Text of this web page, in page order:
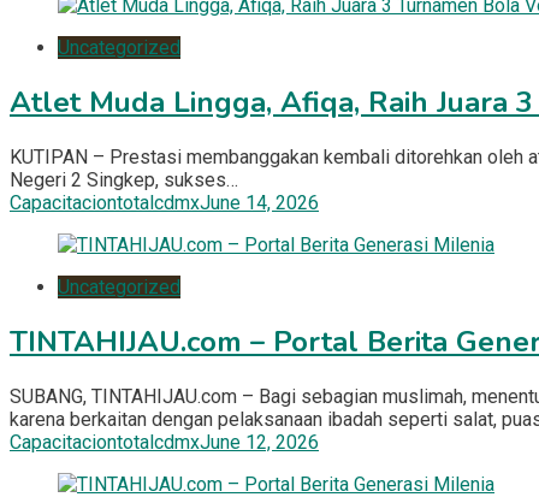
Uncategorized
Atlet Muda Lingga, Afiqa, Raih Juara
KUTIPAN – Prestasi membanggakan kembali ditorehkan oleh
Negeri 2 Singkep, sukses…
CapacitaciontotalcdmxJune 14, 2026
Uncategorized
TINTAHIJAU.com – Portal Berita
SUBANG, TINTAHIJAU.com – Bagi sebagian muslimah,
karena berkaitan dengan pelaksanaan ibadah seperti salat,
CapacitaciontotalcdmxJune 12, 2026